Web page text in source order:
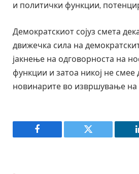
и политички функции,
Демократскиот сојуз смета
движечка сила на
јакнење на одговорноста на
функции и затоа никој не смее
новинарите во извршување на
Facebook Twitter